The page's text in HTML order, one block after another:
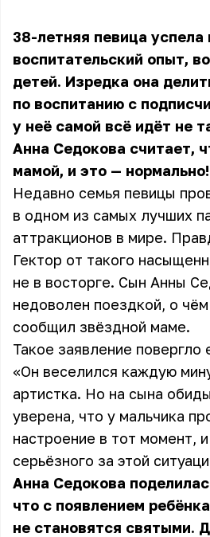
38-летняя певица успела
воспитательский опыт,
детей. Изредка она
по воспитанию с
у неё самой всё идёт не
Анна Седокова считает,
мамой, и это — нормально!
Недавно семья певицы
в одном из самых лучших
аттракционов в мире.
Гектор от такого
не в восторге. Сын Анны
недоволен поездкой, о
сообщил звёздной маме.
Такое заявление повергло
«Он веселился каждую
артистка. Но на сына
уверена, что у мальчика
настроение в тот момент,
серьёзного за этой
Анна Седокова
что с появлением
не становятся святыми.